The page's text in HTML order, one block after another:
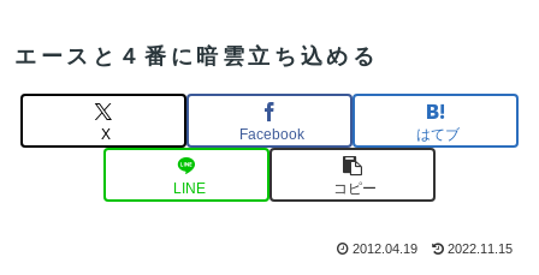
エースと４番に暗雲立ち込める
X Facebook はてブ
LINE コピー
2012.04.19 2022.11.15